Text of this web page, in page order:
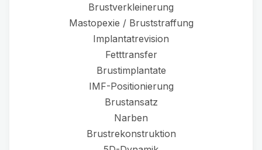
Brustverkleinerung
Mastopexie / Bruststraffung
Implantatrevision
Fetttransfer
Brustimplantate
IMF-Positionierung
Brustansatz
Narben
Brustrekonstruktion